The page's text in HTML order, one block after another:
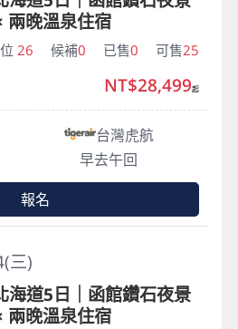
兩晚溫泉住宿
26 候補0 已售0 可售25
台灣虎航
早去午回
NT$28,499起
報名
三)
海道5日｜函館鑽石夜景
兩晚溫泉住宿